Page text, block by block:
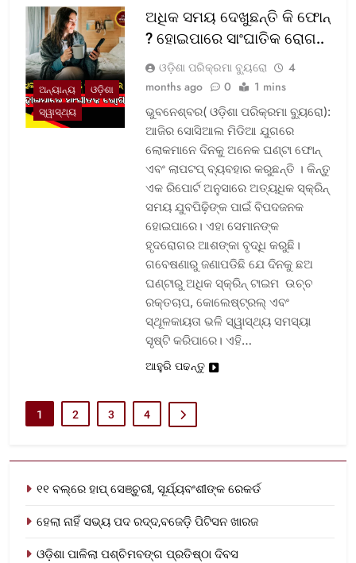
ଅନ୍ୟାନ୍ୟ
ଓଡ଼ିଶା
ସ୍ୱାସ୍ଥ୍ୟ
ଅଧିକ ସମୟ ଦେଖୁଛନ୍ତି କି ଫୋନ୍
? ହୋଇପାରେ ସାଂଘାତିକ ରୋଗ..
ଓଡ଼ିଶା ପରିକ୍ରମା ବ୍ୟୁରୋ
4
months ago
0 1 mins
ଭୁବନେଶ୍ବର( ଓଡ଼ିଶା ପରିକ୍ରମା ବ୍ୟୁରୋ):
ଆଜିର ସୋସିଆଲ ମିଡିଆ ଯୁଗରେ
ଲୋକମାନେ ଦିନକୁ ଅନେକ ଘଣ୍ଟା ଫୋନ୍
ଏବଂ ଲାପଟପ୍ ବ୍ୟବହାର କରୁଛନ୍ତି । କିନ୍ତୁ
ଏକ ରିପୋର୍ଟ ଅନୁସାରେ ଅତ୍ୟଧିକ ସ୍କ୍ରିନ୍
ସମୟ ଯୁବପିଢ଼ିଙ୍କ ପାଇଁ ବିପଦଜନକ
ହୋଇପାରେ। ଏହା ସେମାନଙ୍କ
ହୃଦରୋଗର ଆଶଙ୍କା ବୃଦ୍ଧି କରୁଛି।
ଗବେଷଣାରୁ ଜଣାପଡିଛି ଯେ ଦିନକୁ ଛଅ
ଘଣ୍ଟାରୁ ଅଧିକ ସ୍କ୍ରିନ୍ ଟାଇମ ଉଚ୍ଚ
ରକ୍ତଚାପ, କୋଲେଷ୍ଟ୍ରଲ୍ ଏବଂ
ସ୍ଥୂଳକାୟତା ଭଳି ସ୍ୱାସ୍ଥ୍ୟ ସମସ୍ୟା
ସୃଷ୍ଟି କରିପାରେ। ଏହି…
ଆହୁରି ପଢନ୍ତୁ
1 2 3 4
୧୧ ବଲ୍‌ରେ ହାପ୍ ସେଞ୍ଚୁରୀ, ସୂର୍ଯ୍ୟବଂଶୀଙ୍କ ରେକର୍ଡ
ହେଲା ନାହିଁ ସଭ୍ୟ ପଦ ରଦ୍ଦ,ବଜେଡ଼ି ପିଟିସନ ଖାରଜ
ଓଡ଼ିଶା ପାଳିଲା ପଶ୍ଚିମବଙ୍ଗ ପ୍ରତିଷ୍ଠା ଦିବସ